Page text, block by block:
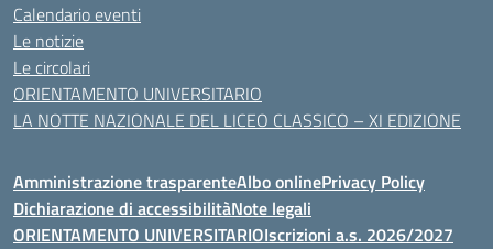
Calendario eventi
Le notizie
Le circolari
ORIENTAMENTO UNIVERSITARIO
LA NOTTE NAZIONALE DEL LICEO CLASSICO – XI EDIZIONE
Amministrazione trasparenteAlbo onlinePrivacy Policy
Dichiarazione di accessibilitàNote legali
ORIENTAMENTO UNIVERSITARIOIscrizioni a.s. 2026/2027